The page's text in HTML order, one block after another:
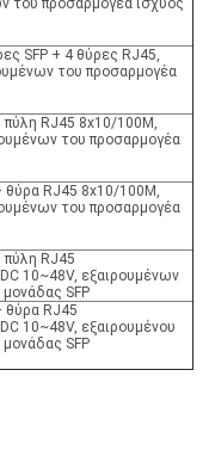
του προσαρμογέα ισχύος
SFP + 4 θύρες RJ45,
του προσαρμογέα
πύλη RJ45 8x10/100M,
του προσαρμογέα
θύρα RJ45 8x10/100M,
του προσαρμογέα
πύλη RJ45
10~48V, εξαιρουμένων
SFP
θύρα RJ45
10~48V, εξαιρουμένου
SFP